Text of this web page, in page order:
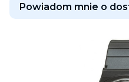
Powiadom mnie o